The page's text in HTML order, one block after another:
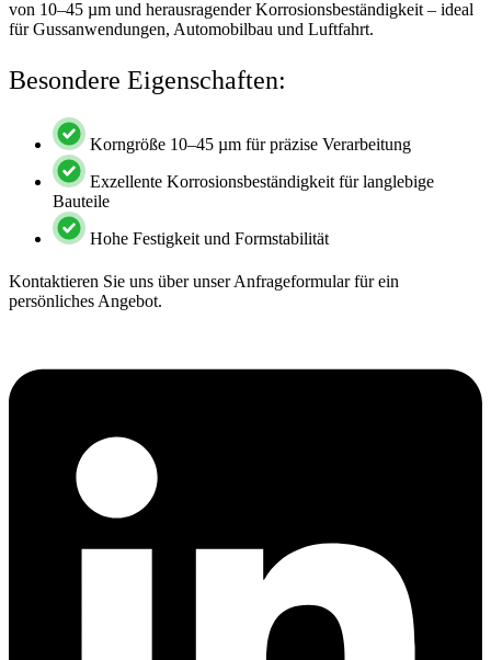
von 10–45 µm und herausragender Korrosionsbeständigkeit – ideal
für Gussanwendungen, Automobilbau und Luftfahrt.
Besondere Eigenschaften:
Korngröße 10–45 µm für präzise Verarbeitung
Exzellente Korrosionsbeständigkeit für langlebige
Bauteile
Hohe Festigkeit und Formstabilität
Kontaktieren Sie uns über unser Anfrageformular für ein
persönliches Angebot.